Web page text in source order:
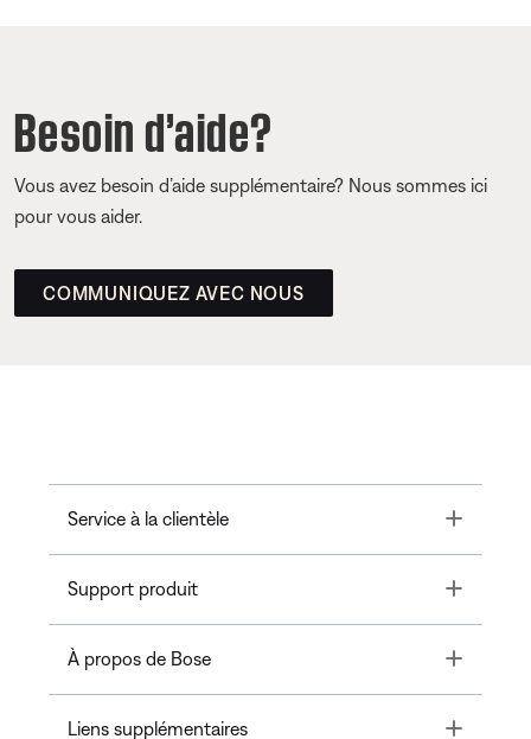
Besoin d’aide?
Vous avez besoin d’aide supplémentaire? Nous sommes ici
pour vous aider.
COMMUNIQUEZ AVEC NOUS
Service à la clientèle Toggle
Support produit Toggle
À propos de Bose Toggle
Liens supplémentaires Toggle